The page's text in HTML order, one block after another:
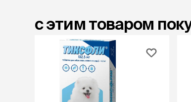
с этим товаром